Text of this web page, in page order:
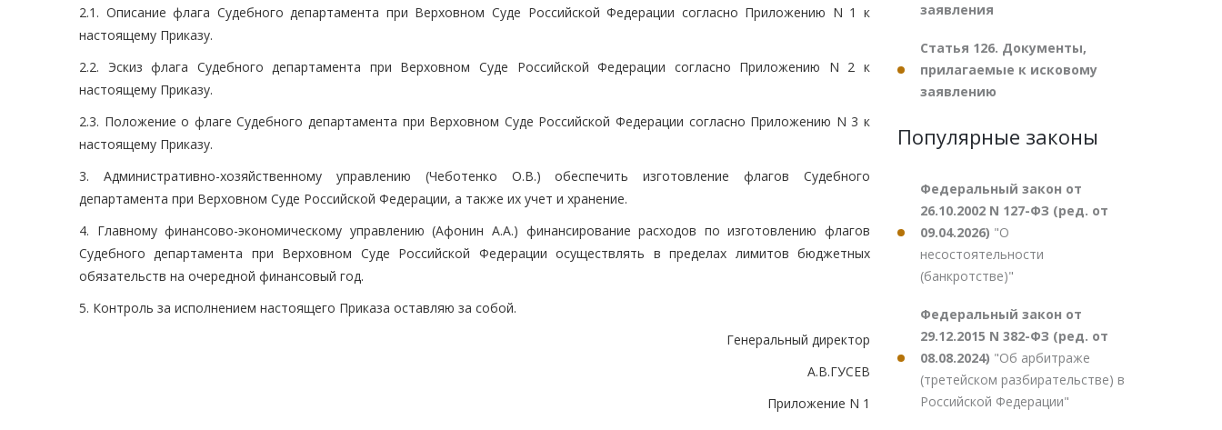
2.1. Описание флага Судебного департамента при Верховном Суде Российской Федерации согласно Приложению N 1 к
настоящему Приказу.
2.2. Эскиз флага Судебного департамента при Верховном Суде Российской Федерации согласно Приложению N 2 к
настоящему Приказу.
2.3. Положение о флаге Судебного департамента при Верховном Суде Российской Федерации согласно Приложению N 3 к
настоящему Приказу.
3. Административно-хозяйственному управлению (Чеботенко О.В.) обеспечить изготовление флагов Судебного
департамента при Верховном Суде Российской Федерации, а также их учет и хранение.
4. Главному финансово-экономическому управлению (Афонин А.А.) финансирование расходов по изготовлению флагов
Судебного департамента при Верховном Суде Российской Федерации осуществлять в пределах лимитов бюджетных
обязательств на очередной финансовый год.
5. Контроль за исполнением настоящего Приказа оставляю за собой.
Генеральный директор
А.В.ГУСЕВ
Приложение N 1
заявления
Статья 126. Документы,
прилагаемые к исковому
заявлению
Популярные законы
Федеральный закон от
26.10.2002 N 127-ФЗ (ред. от
09.04.2026) "О
несостоятельности
(банкротстве)"
Федеральный закон от
29.12.2015 N 382-ФЗ (ред. от
08.08.2024) "Об арбитраже
(третейском разбирательстве) в
Российской Федерации"